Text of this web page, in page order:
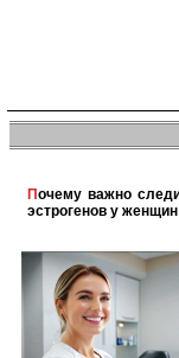
Почему важно следить за уровнем
эстрогенов у женщин